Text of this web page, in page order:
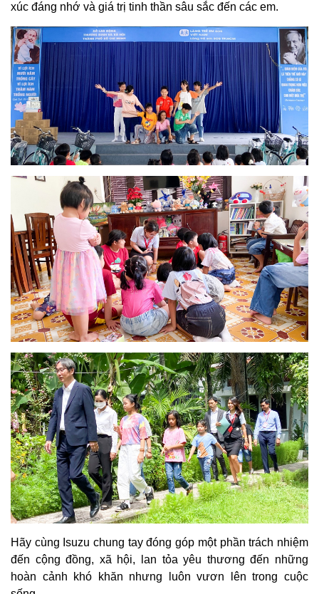
xúc đáng nhớ và giá trị tinh thần sâu sắc đến các em.
Hãy cùng Isuzu chung tay đóng góp một phần trách nhiệm
đến cộng đồng, xã hội, lan tỏa yêu thương đến những
hoàn cảnh khó khăn nhưng luôn vươn lên trong cuộc